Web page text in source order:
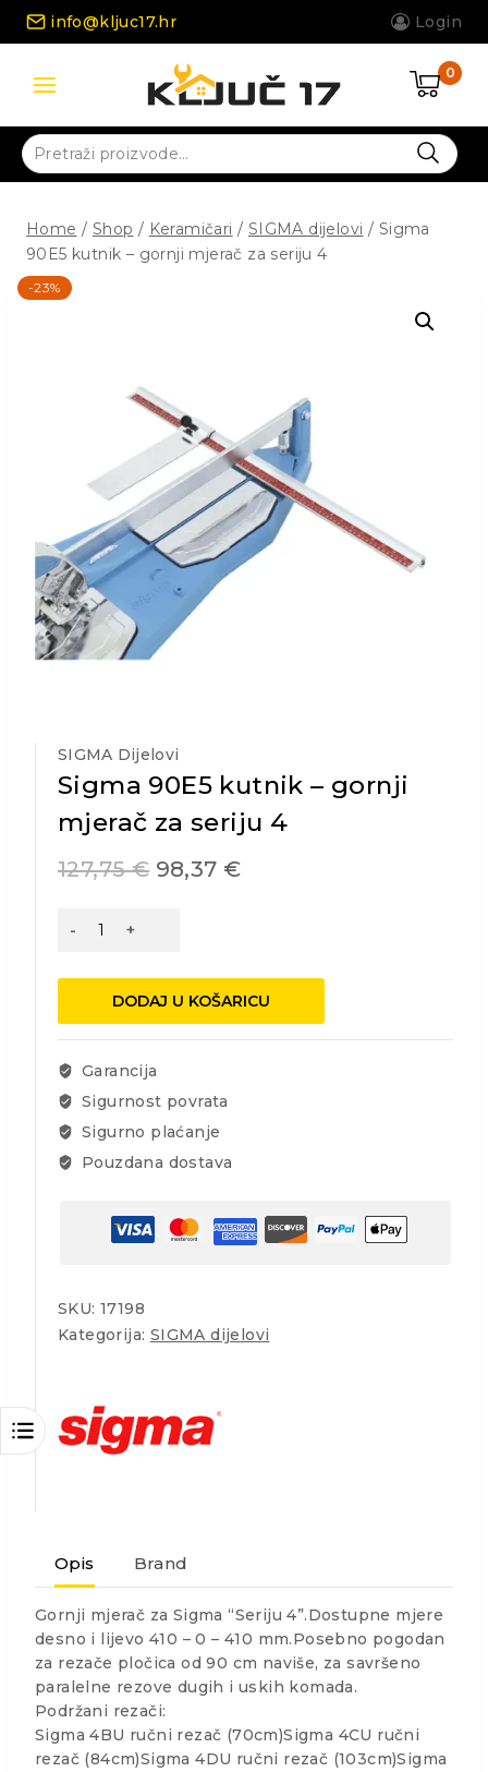
Skip
info@kljuc17.hr Login
0
Pretraži:
Home / Shop / Keramičari / SIGMA dijelovi / Sigma
90E5 kutnik – gornji mjerač za seriju 4
-23%
SIGMA Dijelovi
Sigma 90E5 kutnik – gornji
mjerač za seriju 4
127,75€ 98,37 €
Sigma
mjerač
za
4
količina
DODAJ U KOŠARICU
Garancija
Sigurnost povrata
Sigurno plaćanje
Pouzdana dostava
SKU: 17198
Kategorija: SIGMA dijelovi
Opis Brand
Gornji mjerač za Sigma “Seriju 4”.Dostupne mjere
desno i lijevo 410 – 0 – 410 mm.Posebno pogodan
za rezače pločica od 90 cm naviše, za savršeno
paralelne rezove dugih i uskih komada.
Podržani rezači:
Sigma 4BU ručni rezač (70cm)Sigma 4CU ručni
rezač (84cm)Sigma 4DU ručni rezač (103cm)Sigma